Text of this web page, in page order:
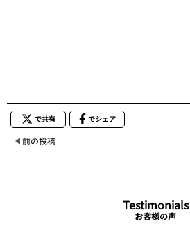
で共有 でシェア
前の投稿
Testimonials
お客様の声